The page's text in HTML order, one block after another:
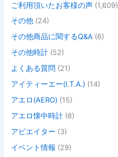
ご利用頂いたお客様の声 (1,609)
その他 (24)
その他商品に関するQ&A (6)
その他時計 (52)
よくある質問 (21)
アイティーエー(I.T.A.) (14)
アエロ(AERO) (15)
アエロ懐中時計 (8)
アビエイター (3)
イベント情報 (29)